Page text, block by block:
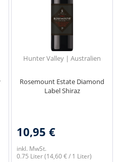
Hunter Valley | Australien
Rosemount Estate Diamond
Label Shiraz
10,95 €
inkl. MwSt.
0.75 Liter(14,60 € / 1 Liter)